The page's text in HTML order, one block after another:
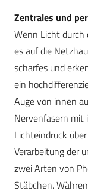
Zentrales und
Wenn Licht durch
es auf die
scharfes und
ein
Auge von innen
Nervenfasern mit
Lichteindruck
Verarbeitung der
zwei Arten von
Stäbchen.